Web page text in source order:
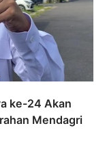
ke-24 Akan
Mendagri